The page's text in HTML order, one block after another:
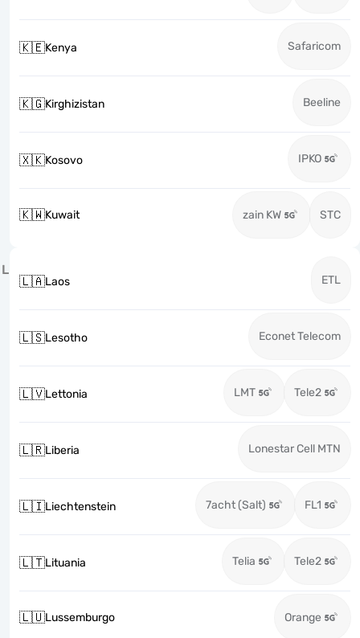
🇰🇪Kenya Safaricom
🇰🇬Kirghizistan Beeline
🇽🇰Kosovo IPKO
🇰🇼Kuwait zain KW STC
L
🇱🇦Laos ETL
🇱🇸Lesotho Econet Telecom
🇱🇻Lettonia LMT Tele2
🇱🇷Liberia Lonestar Cell MTN
🇱🇮Liechtenstein 7acht (Salt) FL1
🇱🇹Lituania Telia Tele2
🇱🇺Lussemburgo Orange